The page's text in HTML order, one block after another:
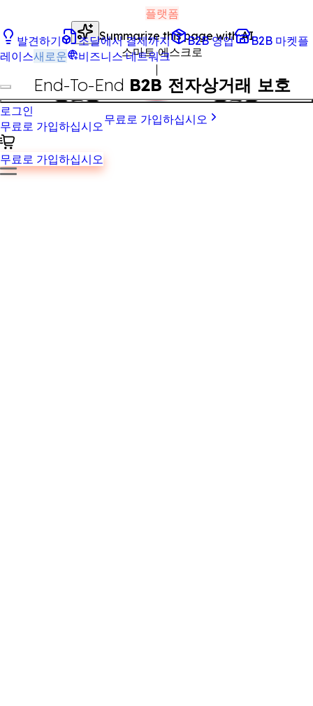
발견하기 조달에서 결제까지 B2B 영업
B2B 마켓플
레이스새로운 비즈니스 네트워크
로그인
무료로 가입하십시오
무료로 가입하십시오
플랫폼
Summarize this page with AI
스마트 에스크로
End-To-End B2B 전자상거래 보호
무료로 가입하십시오